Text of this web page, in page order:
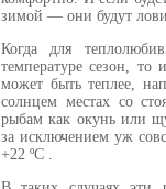
зимой — они будут
Когда для
температуре сезон, то
может быть теплее,
солнцем местах со
рыбам как окунь или
за исключением уж
+22 ºС .